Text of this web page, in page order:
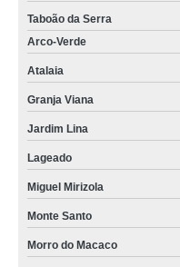
Taboão da Serra
Arco-Verde
Atalaia
Granja Viana
Jardim Lina
Lageado
Miguel Mirizola
Monte Santo
Morro do Macaco